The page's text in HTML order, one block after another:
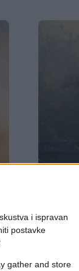
i ispravan
postavke
gather and store
tinja